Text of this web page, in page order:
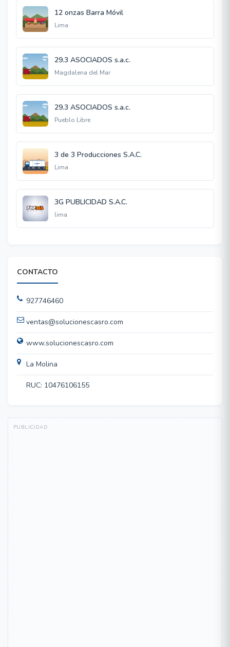
12 onzas Barra Móvil
Lima
29.3 ASOCIADOS s.a.c.
Magdalena del Mar
29.3 ASOCIADOS s.a.c.
Pueblo Libre
3 de 3 Producciones S.A.C.
Lima
3G PUBLICIDAD S.A.C.
lima
CONTACTO
927746460
ventas@solucionescasro.com
www.solucionescasro.com
La Molina
RUC: 10476106155